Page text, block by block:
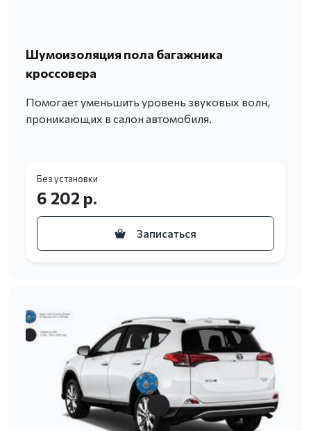
Шумоизоляция пола багажника
кроссовера
Помогает уменьшить уровень звуковых волн,
проникающих в салон автомобиля.
Без установки
6 202 р.
Записаться